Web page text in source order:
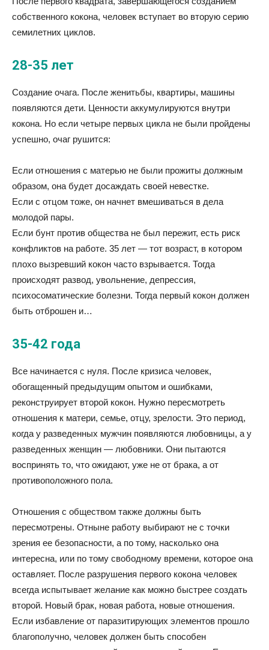
собственного кокона, человек вступает во вторую серию
семилетних циклов.
28-35 лет
Создание очага. После женитьбы, квартиры, машины
появляются дети. Ценности аккумулируются внутри
кокона. Но если четыре первых цикла не были пройдены
успешно, очаг рушится:
Если отношения с матерью не были прожиты должным
образом, она будет досаждать своей невестке.
Если с отцом тоже, он начнет вмешиваться в дела
молодой пары.
Если бунт против общества не был пережит, есть риск
конфликтов на работе. 35 лет — тот возраст, в котором
плохо вызревший кокон часто взрывается. Тогда
происходят развод, увольнение, депрессия,
психосоматические болезни. Тогда первый кокон должен
быть отброшен и…
35-42 года
Все начинается с нуля. После кризиса человек,
обогащенный предыдущим опытом и ошибками,
реконструирует второй кокон. Нужно пересмотреть
отношения к матери, семье, отцу, зрелости. Это период,
когда у разведенных мужчин появляются любовницы, а у
разведенных женщин — любовники. Они пытаются
воспринять то, что ожидают, уже не от брака, а от
противоположного пола.
Отношения с обществом также должны быть
пересмотрены. Отныне работу выбирают не с точки
зрения ее безопасности, а по тому, насколько она
интересна, или по тому свободному времени, которое она
оставляет. После разрушения первого кокона человек
всегда испытывает желание как можно быстрее создать
второй. Новый брак, новая работа, новые отношения.
Если избавление от паразитирующих элементов прошло
благополучно, человек должен быть способен